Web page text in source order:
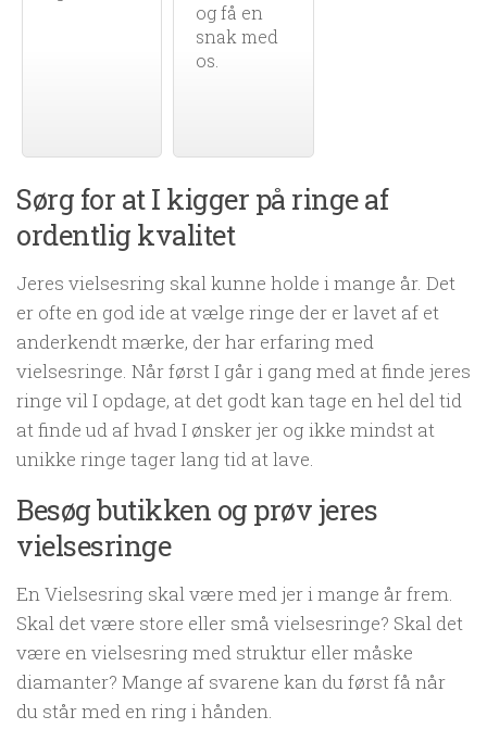
og få en
snak med
os.
Sørg for at I kigger på ringe af
ordentlig kvalitet
Jeres vielsesring skal kunne holde i mange år. Det
er ofte en god ide at vælge ringe der er lavet af et
anderkendt mærke, der har erfaring med
vielsesringe. Når først I går i gang med at finde jeres
ringe vil I opdage, at det godt kan tage en hel del tid
at finde ud af hvad I ønsker jer og ikke mindst at
unikke ringe tager lang tid at lave.
Besøg butikken og prøv jeres
vielsesringe
En Vielsesring skal være med jer i mange år frem.
Skal det være store eller små vielsesringe? Skal det
være en vielsesring med struktur eller måske
diamanter? Mange af svarene kan du først få når
du står med en ring i hånden.